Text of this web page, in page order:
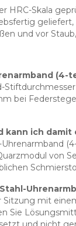
HRC-Skala
und vor
(4-
bei
ich damit
von
mit
Sie